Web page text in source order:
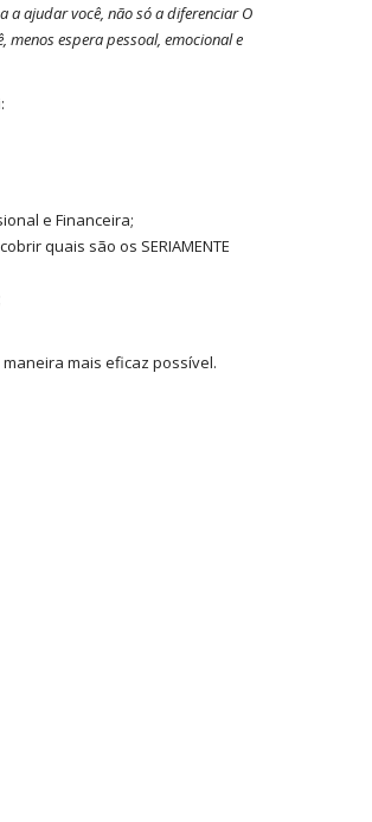
a ajudar você, não só a diferenciar O
espera pessoal, emocional e
e Financeira;
quais são os SERIAMENTE
mais eficaz possível.